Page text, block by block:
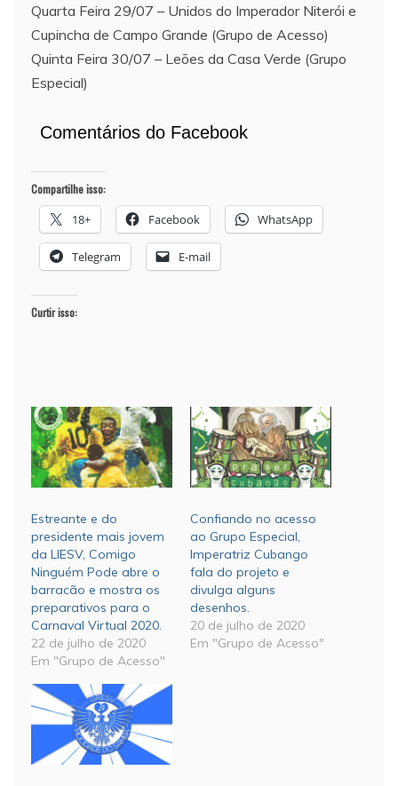
Quarta Feira 29/07 – Unidos do Imperador Niterói e
Cupincha de Campo Grande (Grupo de Acesso)
Quinta Feira 30/07 – Leões da Casa Verde (Grupo
Especial)
Comentários do Facebook
Compartilhe isso:
18+ Facebook WhatsApp
Telegram E-mail
Curtir isso:
Estreante e do
presidente mais jovem
da LIESV, Comigo
Ninguém Pode abre o
barracão e mostra os
preparativos para o
Carnaval Virtual 2020.
22 de julho de 2020
Em "Grupo de Acesso"
Confiando no acesso
ao Grupo Especial,
Imperatriz Cubango
fala do projeto e
divulga alguns
desenhos.
20 de julho de 2020
Em "Grupo de Acesso"